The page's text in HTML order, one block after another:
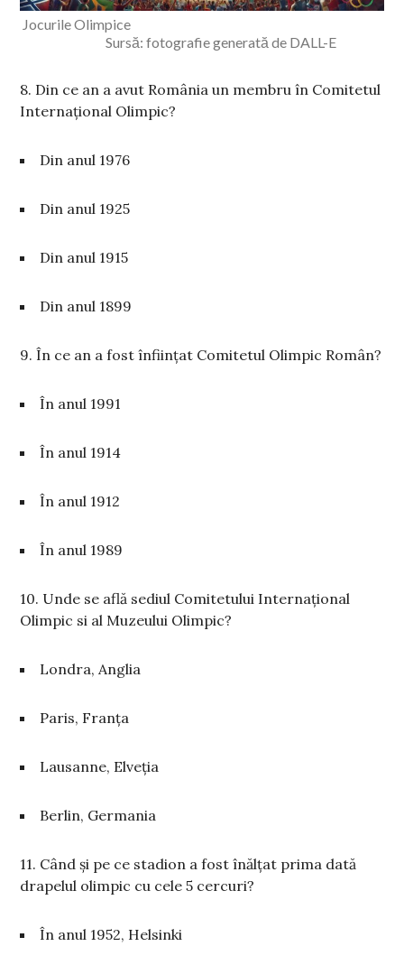
Jocurile Olimpice
Sursă: fotografie generată de DALL-E
8. Din ce an a avut România un membru în Comitetul
Internațional Olimpic?
Din anul 1976
Din anul 1925
Din anul 1915
Din anul 1899
9. În ce an a fost înființat Comitetul Olimpic Român?
În anul 1991
În anul 1914
În anul 1912
În anul 1989
10. Unde se află sediul Comitetului Internațional
Olimpic si al Muzeului Olimpic?
Londra, Anglia
Paris, Franța
Lausanne, Elveția
Berlin, Germania
11. Când și pe ce stadion a fost înălțat prima dată
drapelul olimpic cu cele 5 cercuri?
În anul 1952, Helsinki